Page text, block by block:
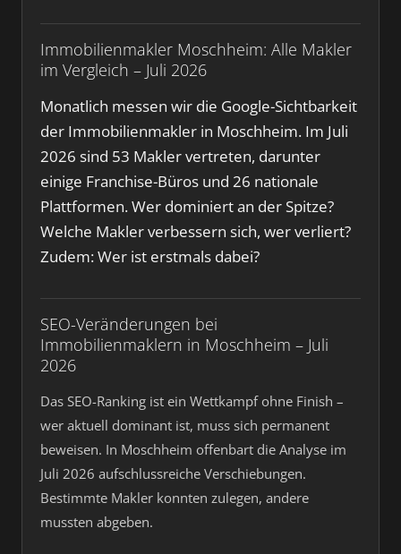
Immobilienmakler Moschheim: Alle Makler
im Vergleich – Juli 2026
Monatlich messen wir die Google-Sichtbarkeit
der Immobilienmakler in Moschheim. Im Juli
2026 sind 53 Makler vertreten, darunter
einige Franchise-Büros und 26 nationale
Plattformen. Wer dominiert an der Spitze?
Welche Makler verbessern sich, wer verliert?
Zudem: Wer ist erstmals dabei?
SEO-Veränderungen bei
Immobilienmaklern in Moschheim – Juli
2026
Das SEO-Ranking ist ein Wettkampf ohne Finish –
wer aktuell dominant ist, muss sich permanent
beweisen. In Moschheim offenbart die Analyse im
Juli 2026 aufschlussreiche Verschiebungen.
Bestimmte Makler konnten zulegen, andere
mussten abgeben.